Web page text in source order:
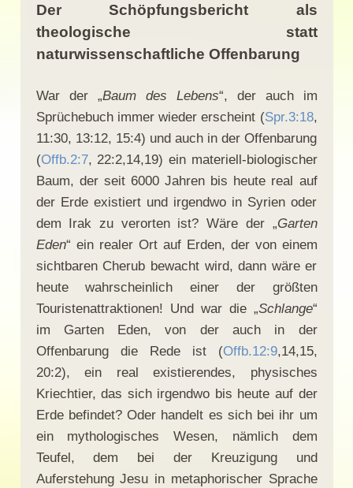
Der Schöpfungsbericht als
theologische statt
naturwissenschaftliche Offenbarung
War der „Baum des Lebens“, der auch im
Sprüchebuch immer wieder erscheint (Spr.3:18,
11:30, 13:12, 15:4) und auch in der Offenbarung
(Offb.2:7, 22:2,14,19) ein materiell-biologischer
Baum, der seit 6000 Jahren bis heute real auf
der Erde existiert und irgendwo in Syrien oder
dem Irak zu verorten ist? Wäre der „Garten
Eden“ ein realer Ort auf Erden, der von einem
sichtbaren Cherub bewacht wird, dann wäre er
heute wahrscheinlich einer der größten
Touristenattraktionen! Und war die „Schlange“
im Garten Eden, von der auch in der
Offenbarung die Rede ist (Offb.12:9,14,15,
20:2), ein real existierendes, physisches
Kriechtier, das sich irgendwo bis heute auf der
Erde befindet? Oder handelt es sich bei ihr um
ein mythologisches Wesen, nämlich dem
Teufel, dem bei der Kreuzigung und
Auferstehung Jesu in metaphorischer Sprache